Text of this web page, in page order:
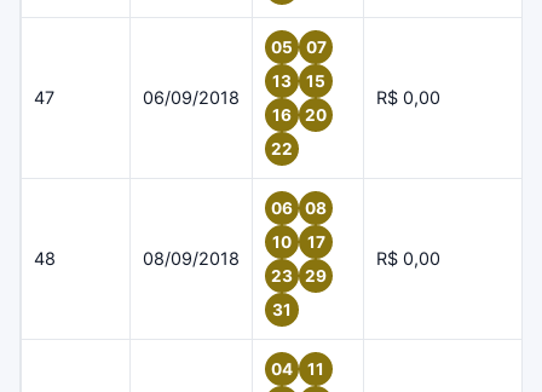
47 06/09/2018
05
07
13
15
16
20
22
R$ 0,00
48 08/09/2018
06
08
10
17
23
29
31
R$ 0,00
04
11